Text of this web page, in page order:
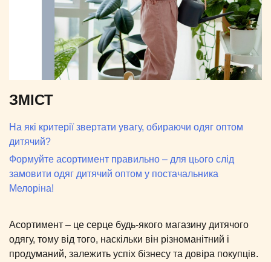
ЗМІСТ
На які критерії звертати увагу, обираючи одяг оптом
дитячий?
Формуйте асортимент правильно – для цього слід
замовити одяг дитячий оптом у постачальника
Мелоріна!
Асортимент – це серце будь-якого магазину дитячого
одягу, тому від того, наскільки він різноманітний і
продуманий, залежить успіх бізнесу та довіра покупців.